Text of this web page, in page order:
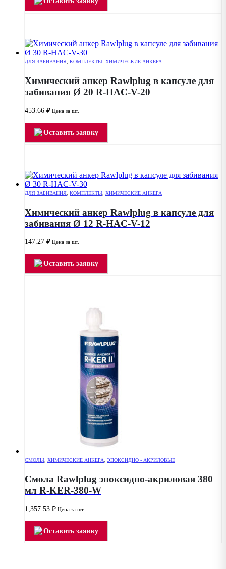
ДЛЯ ЗАБИВАНИЯ, КОМПЛЕКТЫ, ХИМИЧЕСКИЕ АНКЕРА
Химический анкер Rawlplug в капсуле для
забивания Ø 20 R-HAC-V-20
453.66 ₽ Цена за шт.
Оставить заявку
ДЛЯ ЗАБИВАНИЯ КОМПЛЕКТЫ ХИМИЧЕСКИЕ АНКЕРА
Химический анкер Rawlplug в капсуле для
забивания Ø 12 R-HAC-V-12
147.27 ₽ Цена за шт.
Оставить заявку
СМОЛЫ, ХИМИЧЕСКИЕ АНКЕРА, ЭПОКСИДНО - АКРИЛОВЫЕ
Смола Rawlplug эпоксидно-акриловая 380
мл R-KER-380-W
1,357.53 ₽ Цена за шт.
Оставить заявку